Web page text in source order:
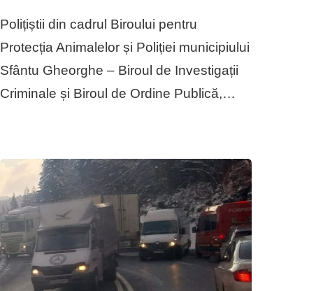
Polițiștii din cadrul Biroului pentru
Protecția Animalelor și Poliției municipiului
Sfântu Gheorghe – Biroul de Investigații
Criminale și Biroul de Ordine Publică,…